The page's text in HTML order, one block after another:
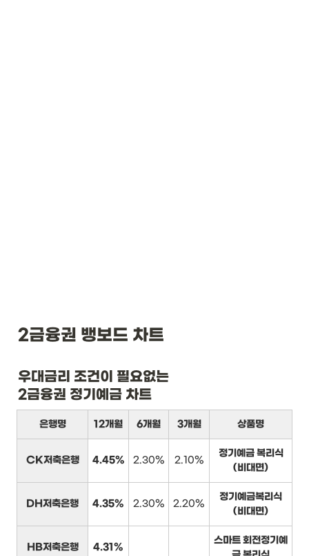
2금융권 뱅보드 차트
우대금리 조건이 필요없는
2금융권 정기예금 차트
은행명 12개월 6개월 3개월 상품명
CK저축은행 4.45% 2.30% 2.10%
정기예금 복리식
(비대면)
DH저축은행 4.35% 2.30% 2.20%
정기예금복리식
(비대면)
HB저축은행 4.31%
스마트 회전정기예